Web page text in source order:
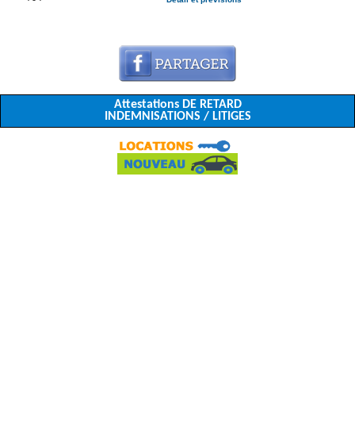
Attestations DE RETARD
INDEMNISATIONS / LITIGES